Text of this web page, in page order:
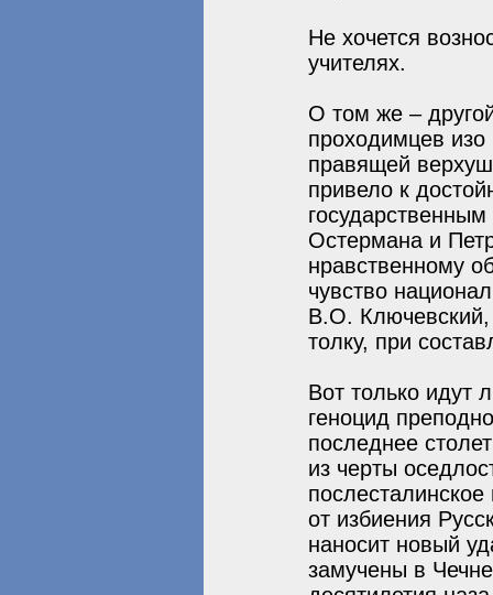
Не хочется
учителях.
О том же –
проходимцев изо
правящей
привело к
Остермана и
нравственному
чувство
В.О. Ключевский,
толку, при
Вот только идут
геноцид
последнее
из черты
от избиения
наносит новый
замучены в